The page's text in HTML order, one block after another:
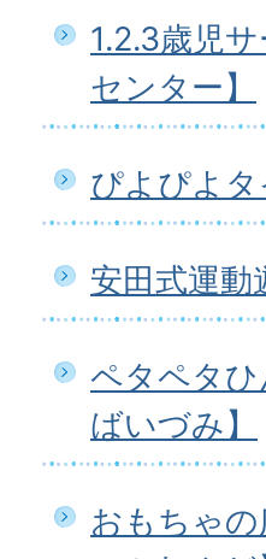
1.2.3歳児
センター】
ぴよぴよ
安田式運
ペタペタ
ばいづみ】
おもちゃ